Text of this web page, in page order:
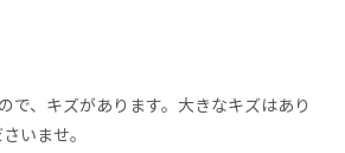
で、キズがあります。大きなキズはあり
いませ。